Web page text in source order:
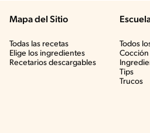
Mapa del Sitio
Todas las recetas
Elige los ingredientes
Recetarios descargables
Todos
Tips
Trucos